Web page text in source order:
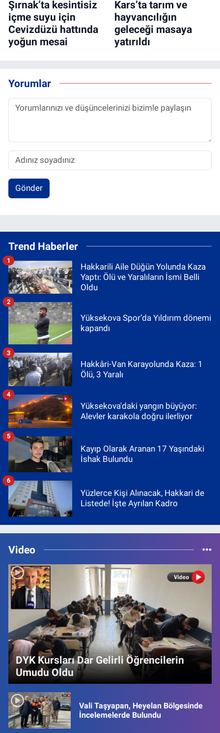
Şırnak’ta kesintisiz
içme suyu için
Cevizdüzü hattında
yoğun mesai
Kars’ta tarım ve
hayvancılığın
geleceği masaya
yatırıldı
Yorumlar
Gönder
Trend Haberler
Hakkarili Aile Düğün Yolunda Kaza
Yaptı: Ölü ve Yaralıların İsmi Belli
Oldu
1
Yüksekova Spor’da Yıldırım dönemi
kapandı
2
Hakkâri-Van Karayolunda Kaza: 1
Ölü, 3 Yaralı
3
Yüksekova'daki yangın büyüyor:
Alevler karakola doğru ilerliyor
4
Kayıp Olarak Aranan 17 Yaşındaki
İshak Bulundu
5
Yüzlerce Kişi Alınacak, Hakkari de
Listede! İşte Ayrılan Kadro
6
Video
DYK Kursları Dar Gelirli Öğrencilerin
Umudu Oldu
Vali Taşyapan, Heyelan Bölgesinde
İncelemelerde Bulundu